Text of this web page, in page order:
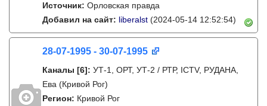
Источник: Орловская правда
Добавил на сайт: liberalst (2024-05-14 12:52:54)
28-07-1995 - 30-07-1995
Каналы [6]: УТ-1, ОРТ, УТ-2 / РТР, ICTV, РУДАНА,
Ева (Кривой Рог)
Регион: Кривой Рог